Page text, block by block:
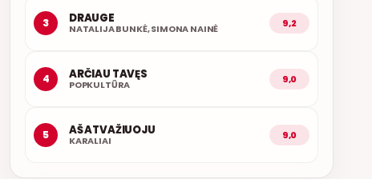
3 DRAUGE
NATALIJA BUNKĖ, SIMONA NAINĖ 9,2
4 ARČIAU TAVĘS
POPKULTŪRA 9,0
5 AŠ ATVAŽIUOJU
KARALIAI 9,0